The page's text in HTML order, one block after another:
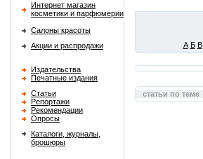
Интернет магазин
косметики и парфюмерии
Салоны красоты
Акции и распродажи
Издательства
Печатные издания
Статьи
Репортажи
Рекомендации
Опросы
Каталоги, журналы,
брошюры
А Б В
статьи по теме